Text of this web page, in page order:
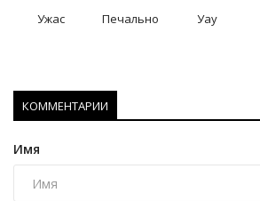
Ужас Печально Уау
КОММЕНТАРИИ
Имя